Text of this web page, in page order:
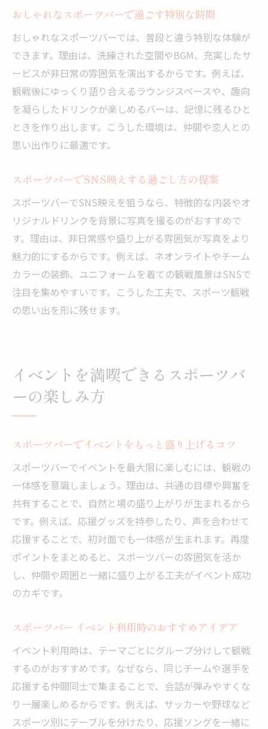
おしゃれなスポーツバーで過ごす特別な時間
おしゃれなスポーツバーでは、普段と違う特別な体験が
できます。理由は、洗練された空間やBGM、充実したサ
ービスが非日常の雰囲気を演出するからです。例えば、
観戦後にゆっくり語り合えるラウンジスペースや、趣向
を凝らしたドリンクが楽しめるバーは、記憶に残るひと
ときを作り出します。こうした環境は、仲間や恋人との
思い出作りに最適です。
スポーツバーでSNS映えする過ごし方の提案
スポーツバーでSNS映えを狙うなら、特徴的な内装やオ
リジナルドリンクを背景に写真を撮るのがおすすめで
す。理由は、非日常感や盛り上がる雰囲気が写真をより
魅力的にするからです。例えば、ネオンライトやチーム
カラーの装飾、ユニフォームを着ての観戦風景はSNSで
注目を集めやすいです。こうした工夫で、スポーツ観戦
の思い出を形に残せます。
イベントを満喫できるスポーツバ
ーの楽しみ方
スポーツバーでイベントをもっと盛り上げるコツ
スポーツバーでイベントを最大限に楽しむには、観戦の
一体感を意識しましょう。理由は、共通の目標や興奮を
共有することで、自然と場の盛り上がりが生まれるから
です。例えば、応援グッズを持参したり、声を合わせて
応援することで、初対面でも一体感が生まれます。再度
ポイントをまとめると、スポーツバーの雰囲気を活か
し、仲間や周囲と一緒に盛り上がる工夫がイベント成功
のカギです。
スポーツバー イベント利用時のおすすめアイデア
イベント利用時は、テーマごとにグループ分けして観戦
するのがおすすめです。なぜなら、同じチームや選手を
応援する仲間同士で集まることで、会話が弾みやすくな
り一層楽しめるからです。例えば、サッカーや野球など
スポーツ別にテーブルを分けたり、応援ソングを一緒に